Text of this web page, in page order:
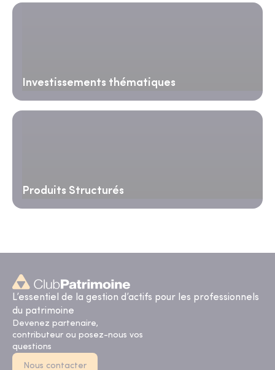
Investissements thématiques
Produits Structurés
L’essentiel de la gestion d’actifs pour les professionnels
du patrimoine
Devenez partenaire,
contributeur ou posez-nous vos
questions
Nous contacter